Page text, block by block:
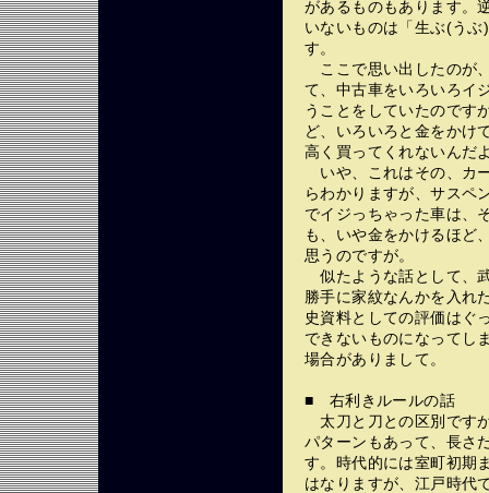
があるものもあります。
いないものは「生ぶ(う
す。
ここで思い出したのが
て、中古車をいろいろイ
うことをしていたのです
ど、いろいろと金をかけ
高く買ってくれないんだ
いや、これはその、カ
らわかりますが、サスペ
でイジっちゃった車は、
も、いや金をかけるほど
思うのですが。
似たような話として、
勝手に家紋なんかを入れ
史資料としての評価はぐ
できないものになってし
場合がありまして。
■ 右利きルールの話
太刀と刀との区別です
パターンもあって、長さ
す。時代的には室町初期
はなりますが、江戸時代